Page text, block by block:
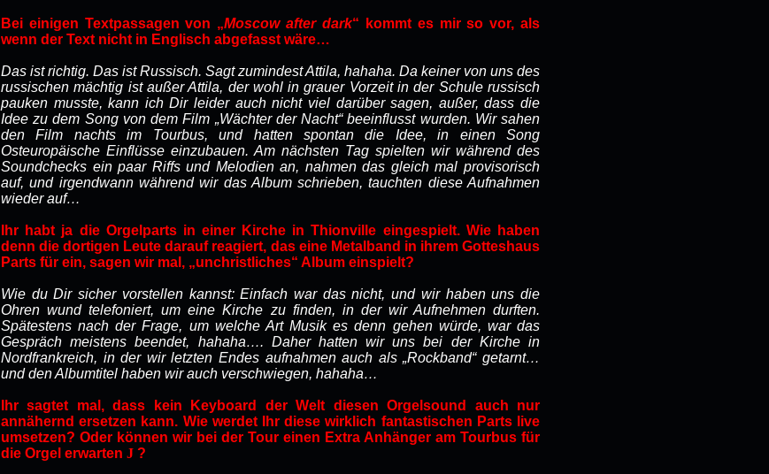
Bei einigen Textpassagen von „Moscow after dark“ kommt es mir so vor, als
wenn der Text nicht in Englisch abgefasst wäre…
Das ist richtig. Das ist Russisch. Sagt zumindest Attila, hahaha. Da keiner von uns des
russischen mächtig ist außer Attila, der wohl in grauer Vorzeit in der Schule russisch
pauken musste, kann ich Dir leider auch nicht viel darüber sagen, außer, dass die
Idee zu dem Song von dem Film „Wächter der Nacht“ beeinflusst wurden. Wir sahen
den Film nachts im Tourbus, und hatten spontan die Idee, in einen Song
Osteuropäische Einflüsse einzubauen. Am nächsten Tag spielten wir während des
Soundchecks ein paar Riffs und Melodien an, nahmen das gleich mal provisorisch
auf, und irgendwann während wir das Album schrieben, tauchten diese Aufnahmen
wieder auf…
Ihr habt ja die Orgelparts in einer Kirche in Thionville eingespielt. Wie haben
denn die dortigen Leute darauf reagiert, das eine Metalband in ihrem Gotteshaus
Parts für ein, sagen wir mal, „unchristliches“ Album einspielt?
Wie du Dir sicher vorstellen kannst: Einfach war das nicht, und wir haben uns die
Ohren wund telefoniert, um eine Kirche zu finden, in der wir Aufnehmen durften.
Spätestens nach der Frage, um welche Art Musik es denn gehen würde, war das
Gespräch meistens beendet, hahaha…. Daher hatten wir uns bei der Kirche in
Nordfrankreich, in der wir letzten Endes aufnahmen auch als „Rockband“ getarnt…
und den Albumtitel haben wir auch verschwiegen, hahaha…
Ihr sagtet mal, dass kein Keyboard der Welt diesen Orgelsound auch nur
annähernd ersetzen kann. Wie werdet Ihr diese wirklich fantastischen Parts live
umsetzen? Oder können wir bei der Tour einen Extra Anhänger am Tourbus für
die Orgel erwarten J ?